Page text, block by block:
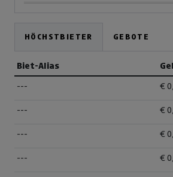
HÖCHSTBIETER GEBOTE
Biet-Alias
--- €
--- €
--- €
--- €